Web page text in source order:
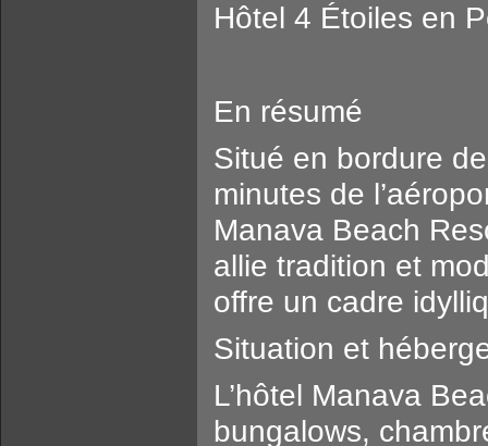
Hôtel 4 Étoiles en
En résumé
Situé en bordure
minutes de
Manava Beach
allie tradition et
offre un cadre
Situation et
L’hôtel Manava
bungalows,